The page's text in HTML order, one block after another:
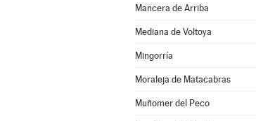
Mancera de Arriba
Mediana de Voltoya
Mingorría
Moraleja de Matacabras
Muñomer del Peco